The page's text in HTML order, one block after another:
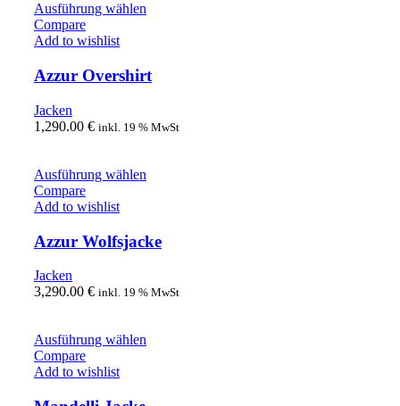
Ausführung wählen
Compare
Add to wishlist
Azzur Overshirt
Jacken
1,290.00 € inkl. 19 % MwSt
Ausführung wählen
Compare
Add to wishlist
Azzur Wolfsjacke
Jacken
3,290.00 € inkl. 19 % MwSt
Ausführung wählen
Compare
Add to wishlist